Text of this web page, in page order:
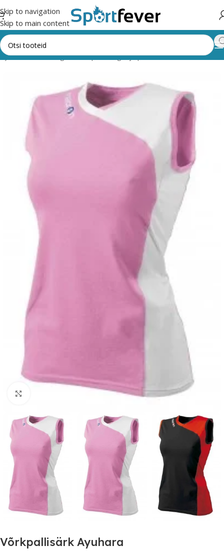
Skip to navigation
Skip to main content
Pallimängud Võrkpall Särgid ja püksid naistele Macron
Suurendamiseks klõpsake
Võrkpallisärk Ayuhara